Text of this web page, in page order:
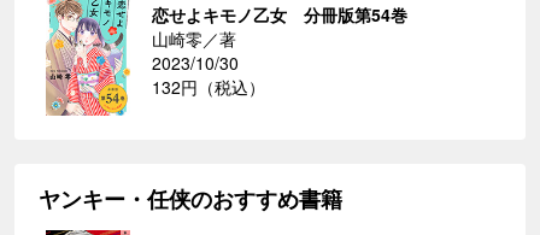
恋せよキモノ乙女 分冊版第54巻
山崎零／著
2023/10/30
132円（税込）
ヤンキー・任侠のおすすめ書籍